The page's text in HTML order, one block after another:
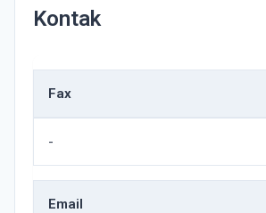
Kontak
Fax
-
Email